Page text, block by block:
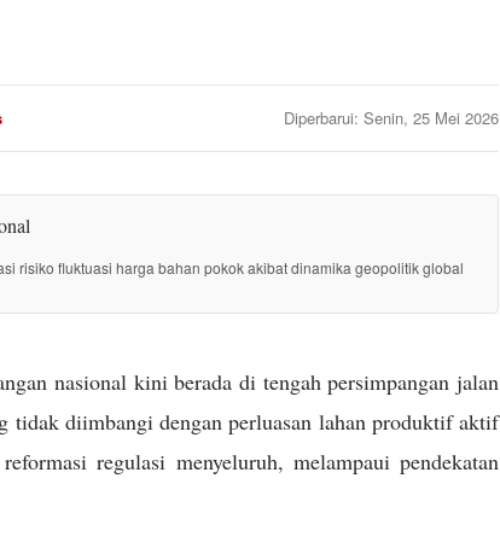
Diperbarui: Senin, 25 Mei 2026
risiko fluktuasi harga bahan pokok akibat dinamika geopolitik global
nasional kini berada di tengah persimpangan jalan
tidak diimbangi dengan perluasan lahan produktif aktif
regulasi menyeluruh, melampaui pendekatan